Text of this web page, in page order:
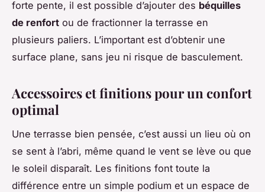
forte pente, il est possible d’ajouter des béquilles
de renfort ou de fractionner la terrasse en
plusieurs paliers. L’important est d’obtenir une
surface plane, sans jeu ni risque de basculement.
Accessoires et finitions pour un confort
optimal
Une terrasse bien pensée, c’est aussi un lieu où on
se sent à l’abri, même quand le vent se lève ou que
le soleil disparaît. Les finitions font toute la
différence entre un simple podium et un espace de